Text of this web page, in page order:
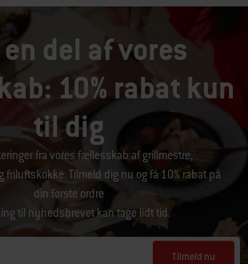
del af vores
10% rabat kun
til dig
fra vores fællesskab af grillmestre,
friluftskokke. Tilmeld dig nu og få 10% rabat på
din første ordre
til nyhedsbrevet kan tage lidt tid.
Tilmeld nu